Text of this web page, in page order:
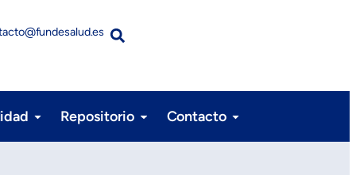
Repositorio Contacto